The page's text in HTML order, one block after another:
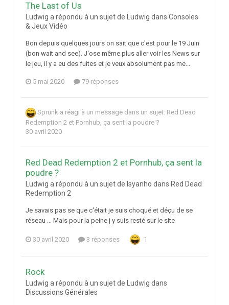
The Last of Us
Ludwig a répondu à un sujet de Ludwig dans Consoles
& Jeux Vidéo
Bon depuis quelques jours on sait que c'est pour le 19 Juin
(bon wait and see). J'ose même plus aller voir les News sur
le jeu, il y a eu des fuites et je veux absolument pas me...
5 mai 2020 79 réponses
Sprunk a réagi à un message dans un sujet: Red Dead
Redemption 2 et Pornhub, ça sent la poudre ?
30 avril 2020
Red Dead Redemption 2 et Pornhub, ça sent la
poudre ?
Ludwig a répondu à un sujet de Isyanho dans Red Dead
Redemption 2
Je savais pas se que c'était je suis choqué et déçu de se
réseau ... Mais pour la peine j y suis resté sur le site
30 avril 2020 3 réponses 1
Rock
Ludwig a répondu à un sujet de Ludwig dans
Discussions Générales